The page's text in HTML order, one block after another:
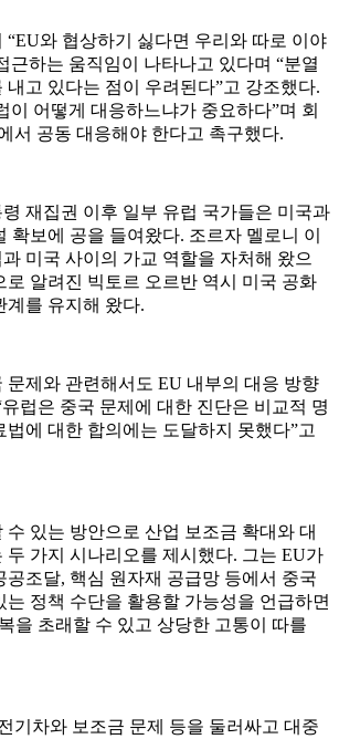
“EU와 협상하기 싫다면 우리와 따로 이야
근하는 움직임이 나타나고 있다며 “분열
내고 있다는 점이 우려된다”고 강조했다.
이 어떻게 대응하느냐가 중요하다”며 회
서 공동 대응해야 한다고 촉구했다.
재집권 이후 일부 유럽 국가들은 미국과
확보에 공을 들여왔다. 조르자 멜로니 이
미국 사이의 가교 역할을 자처해 왔으
로 알려진 빅토르 오르반 역시 미국 공화
계를 유지해 왔다.
문제와 관련해서도 EU 내부의 대응 방향
럽은 중국 문제에 대한 진단은 비교적 명
법에 대한 합의에는 도달하지 못했다”고
수 있는 방안으로 산업 보조금 확대와 대
두 가지 시나리오를 제시했다. 그는 EU가
공조달, 핵심 원자재 공급망 등에서 중국
는 정책 수단을 활용할 가능성을 언급하면
을 초래할 수 있고 상당한 고통이 따를
기차와 보조금 문제 등을 둘러싸고 대중